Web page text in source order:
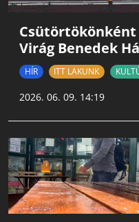
Virág Benedek
HÍR ITT LAKUNK
2026. 06. 09. 14:19